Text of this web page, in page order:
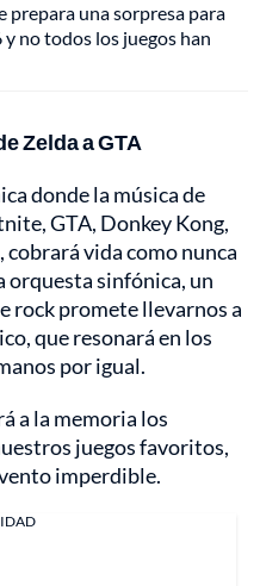
prepara una sorpresa para
no todos los juegos han
Zelda a GTA
donde la música de
GTA, Donkey Kong,
cobrará vida como nunca
orquesta sinfónica, un
rock promete llevarnos a
que resonará en los
por igual.
a la memoria los
juegos favoritos,
imperdible.